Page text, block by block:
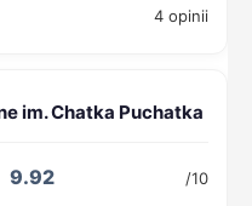
4 opinii
9.92 /10